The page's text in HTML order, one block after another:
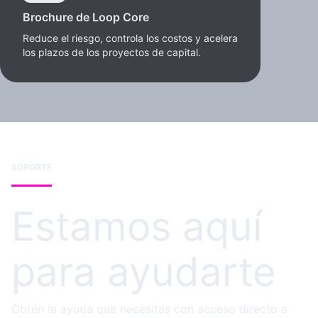
Brochure de Loop Core
Reduce el riesgo, controla los costos y acelera
los plazos de los proyectos de capital.
SOPORTE
Estamos aquí
para ayudarte
Obtén la ayuda que necesitas con acceso directo a